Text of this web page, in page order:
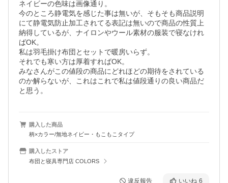
ネイビーの色味は画像通り。
今のところ静電気を感じた事は無いが、そもそも商品説明
にて静電気防止加工されてる表記は無いので商品の性質上
納得しているが、ナイロンやウール素材の服装で寝なけれ
ばOK。
私は羽毛掛け布団とセットで暖房いらず。
それでも寒い方は厚着すればOK。
みなさんがこの値段の商品にどれほどの期待をされている
のか解らないが、これはこれで私は値段通りの良い商品だ
と思う。
購入した商品
柄×カラー/無地ネイビー・もこもこタイプ
購入したストア
布団と寝具専門店 COLORS
違反報告 いいね 6